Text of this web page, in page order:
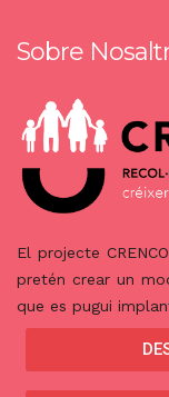
Sobre
El projecte
pretén crear un
que es pugui